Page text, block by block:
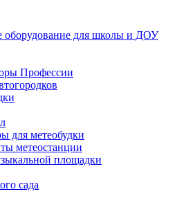
оборудование для школы и ДОУ
Профессии
для метеобудки
метеостанции
площадки
сада